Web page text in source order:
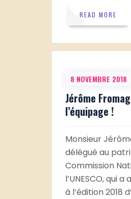
READ MORE
8 NOVEMBRE 2018
Jérôme
l’équipage !
Monsieur
délégué au
Commission
l’UNESCO, qui
à l’édition 2018